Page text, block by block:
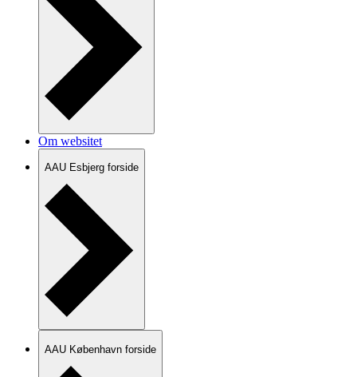
Om websitet
AAU Esbjerg forside
AAU København forside